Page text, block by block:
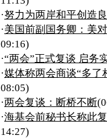
·努力为两岸和平创造
·美国前副国务卿：美
09:16)
·“两会”正式复谈 启务
·媒体称两会商谈“多了
08:05)
·两会复谈：断桥不断
·海基会前秘书长称此
14:27)